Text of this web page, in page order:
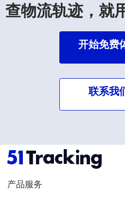
查物流轨迹，就
开始免费
联系我
产品服务